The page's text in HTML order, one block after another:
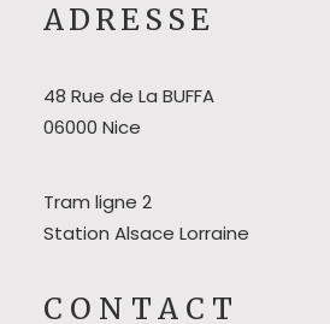
ADRESSE
48 Rue de La BUFFA
06000 Nice
Tram ligne 2
Station Alsace Lorraine
CONTACT